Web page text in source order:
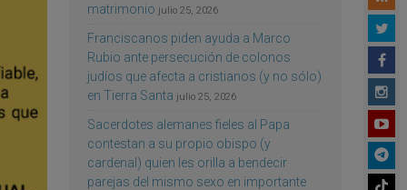
matrimonio julio 25, 2026
Franciscanos piden ayuda a Marco
Rubio ante persecución de colonos
judíos que afecta a cristianos (y no sólo)
en Tierra Santa julio 25, 2026
Sacerdotes alemanes fieles al Papa
contestan a su propio obispo (y
cardenal) quien les orilla a bendecir
parejas del mismo sexo en importante